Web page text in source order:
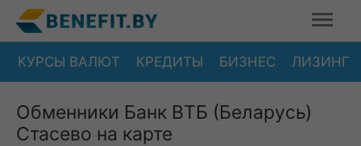
КУРСЫ ВАЛЮТ КРЕДИТЫ БИЗНЕС ЛИЗИНГ
Обменники Банк ВТБ (Беларусь)
Стасево на карте